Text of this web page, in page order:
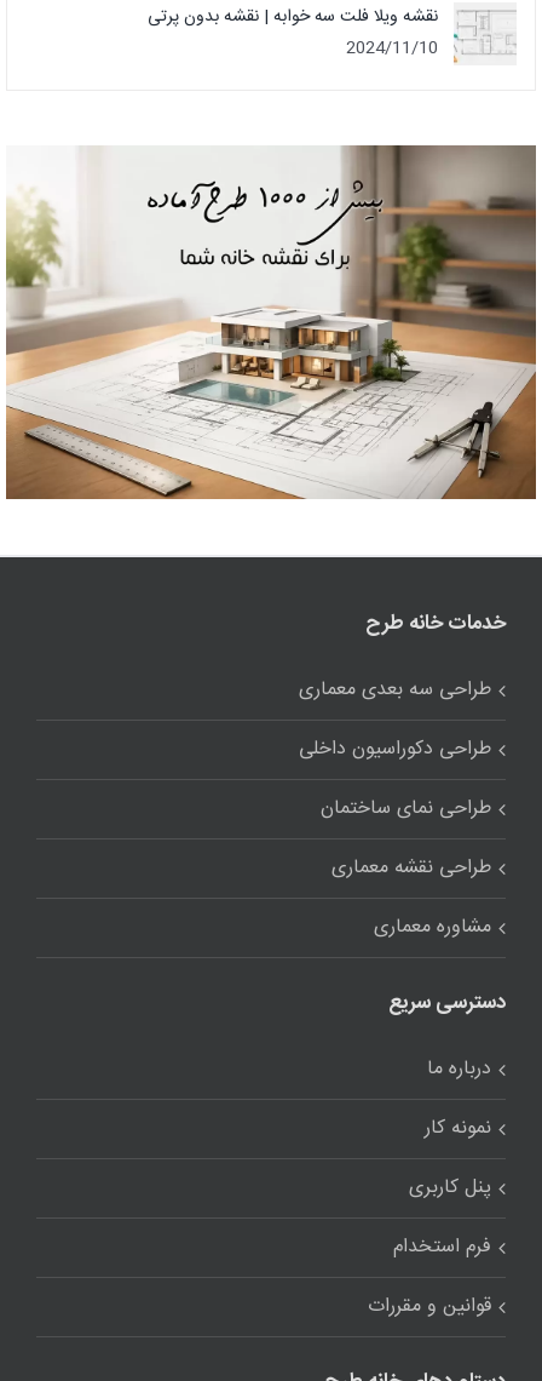
نقشه ویلا فلت سه خوابه | نقشه بدون پرتی
2024/11/10
خدمات خانه طرح
طراحی سه بعدی معماری
طراحی دکوراسیون داخلی
طراحی نمای ساختمان
طراحی نقشه معماری
مشاوره معماری
دسترسی سریع
درباره ما
نمونه کار
پنل کاربری
فرم استخدام
قوانین و مقررات